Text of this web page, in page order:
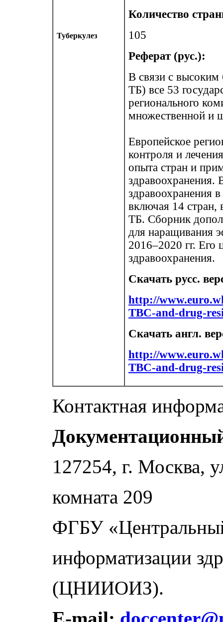
Туберкулез
Количество
105
Реферат (рус.):
В связи с
ТБ) все 53
регионального
множественной и
Европейское
контроля и
опыта стран и
здравоохранения.
здравоохранения
включая 14
ТБ. Сборник
для наращивания
2016–2020 гг. Его
здравоохранения.
Скачать русс.
http://
TBC-and-drug-
Скачать англ.
http://
TBC-and-drug-
Контактная
127254, г. Москва,
комната 209
ФГБУ
информатизации
(ЦНИИОИЗ).